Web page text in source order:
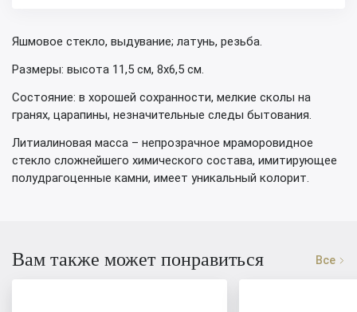
Яшмовое стекло, выдувание; латунь, резьба.
Размеры: высота 11,5 см, 8х6,5 см.
Состояние: в хорошей сохранности, мелкие сколы на
гранях, царапины, незначительные следы бытования.
Литиалиновая масса – непрозрачное мраморовидное
стекло сложнейшего химического состава, имитирующее
полудрагоценные камни, имеет уникальный колорит.
Вам также может понравиться Все